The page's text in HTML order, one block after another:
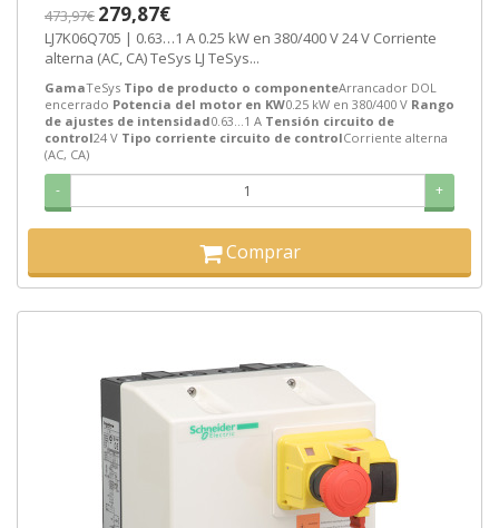
473,97€ 279,87€
LJ7K06Q705 | 0.63…1 A 0.25 kW en 380/400 V 24 V Corriente
alterna (AC, CA) TeSys LJ TeSys...
GamaTeSys Tipo de producto o componenteArrancador DOL
encerrado Potencia del motor en KW0.25 kW en 380/400 V Rango
de ajustes de intensidad0.63…1 A Tensión circuito de
control24 V Tipo corriente circuito de controlCorriente alterna
(AC, CA)
- +
Comprar